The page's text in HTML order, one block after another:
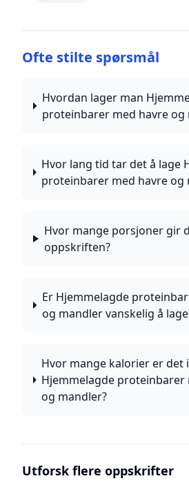
Ofte stilte spørsmål
Hvordan lager man
proteinbarer med havre og
Hvor lang tid tar det å lage
proteinbarer med havre og
Hvor mange porsjoner gir
oppskriften?
Er Hjemmelagde
og mandler vanskelig å
Hvor mange kalorier er det i
Hjemmelagde proteinbarer
og mandler?
Utforsk flere oppskrifter